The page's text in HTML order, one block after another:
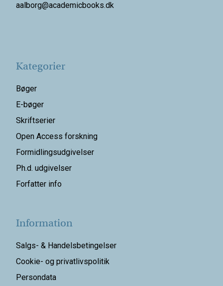
aalborg@academicbooks.dk
Kategorier
Bøger
E-bøger
Skriftserier
Open Access forskning
Formidlingsudgivelser
Ph.d. udgivelser
Forfatter info
Information
Salgs- & Handelsbetingelser
Cookie- og privatlivspolitik
Persondata